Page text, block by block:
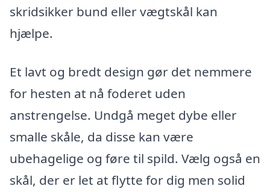
skridsikker bund eller vægtskål kan
hjælpe.
Et lavt og bredt design gør det nemmere
for hesten at nå foderet uden
anstrengelse. Undgå meget dybe eller
smalle skåle, da disse kan være
ubehagelige og føre til spild. Vælg også en
skål, der er let at flytte for dig men solid